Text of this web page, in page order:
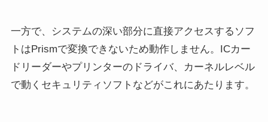
一方で、システムの深い部分に直接アクセスするソフ
トはPrismで変換できないため動作しません。ICカー
ドリーダーやプリンターのドライバ、カーネルレベル
で動くセキュリティソフトなどがこれにあたります。